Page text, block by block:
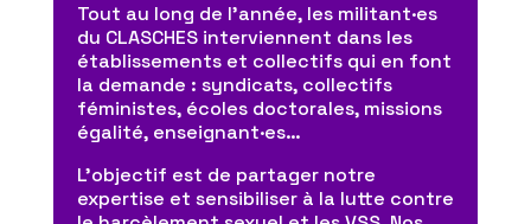
Tout au long de l’année, les militant·es
du CLASCHES interviennent dans les
établissements et collectifs qui en font
la demande : syndicats, collectifs
féministes, écoles doctorales, missions
égalité, enseignant·es…
L’objectif est de partager notre
expertise et sensibiliser à la lutte contre